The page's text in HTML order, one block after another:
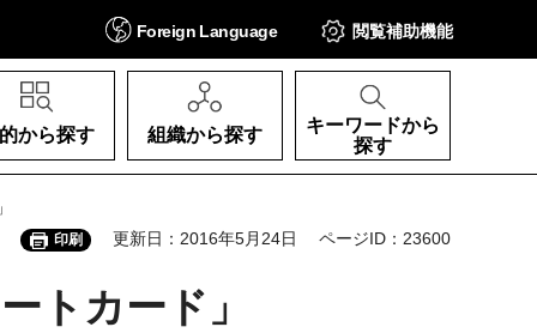
Foreign Language 閲覧補助機能
から探す 組織から探す
キーワードから
探す
印刷 更新日：2016年5月24日 ページID：23600
トカード」